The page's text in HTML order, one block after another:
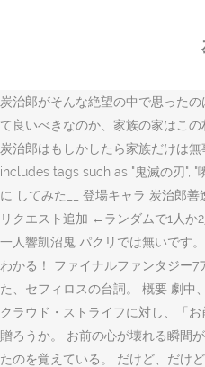
炭治郎がそんな絶望の中で思った
て良いべきなのか、家族の家はこ
炭治郎はもしかしたら家族だけは
includes tags such as "鬼滅の刃", "
に してみた__ 登場キャラ 炭治郎
リクエスト追加 ←ランダムで1人
一人響凱沼鬼 パクリでは無いです
わかる！ ファイナルファンタジー
た、セフィロスの台詞。 概要 劇中
クラウド・ストライフに対し、「
贈ろうか。 お前の心が壊れる瞬間
たのを覚えている。 だけど、だけ